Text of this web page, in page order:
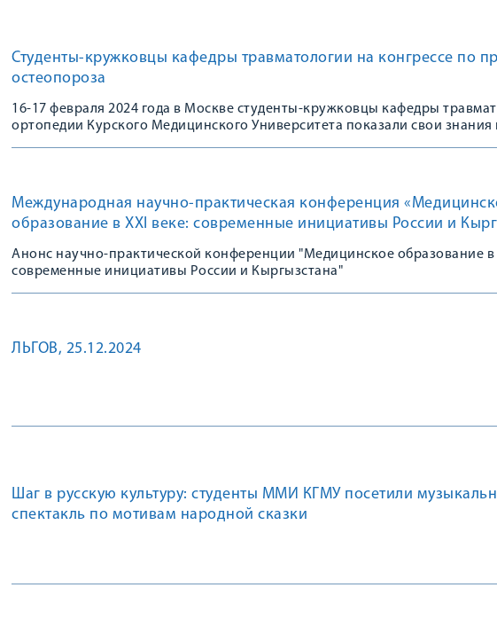
Студенты-кружковцы кафедры травматологии на конгрессе по
остеопороза
16-17 февраля 2024 года в Москве студенты-кружковцы кафедры
ортопедии Курского Медицинского Университета показали свои знания
Международная научно-практическая конференция
образование в XXI веке: современные инициативы России и
Анонс научно-практической конференции "Медицинское образование в
современные инициативы России и Кыргызстана"
ЛЬГОВ, 25.12.2024
Шаг в русскую культуру: студенты ММИ КГМУ посетили
спектакль по мотивам народной сказки